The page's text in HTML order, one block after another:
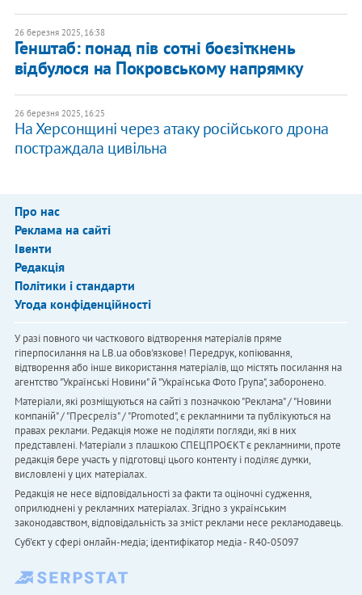
26 березня 2025, 16:38
Генштаб: понад пів сотні боєзіткнень
відбулося на Покровському напрямку
26 березня 2025, 16:25
На Херсонщині через атаку російського дрона
постраждала цивільна
Про нас
Реклама на сайті
Івенти
Редакція
Політики і стандарти
Угода конфіденційності
У разі повного чи часткового відтворення матеріалів пряме
гіперпосилання на LB.ua обов'язкове! Передрук, копіювання,
відтворення або інше використання матеріалів, що містять посилання на
агентство "Українськi Новини" й "Українська Фото Група", заборонено.
Матеріали, які розміщуються на сайті з позначкою "Реклама" / "Новини
компаній" / "Пресреліз" / "Promoted", є рекламними та публікуються на
правах реклами. Редакція може не поділяти погляди, які в них
представлені. Матеріали з плашкою СПЕЦПРОЄКТ є рекламними, проте
редакція бере участь у підготовці цього контенту і поділяє думки,
висловлені у цих матеріалах.
Редакція не несе відповідальності за факти та оціночні судження,
оприлюднені у рекламних матеріалах. Згідно з українським
законодавством, відповідальність за зміст реклами несе рекламодавець.
Cуб'єкт у сфері онлайн-медіа; ідентифікатор медіа - R40-05097